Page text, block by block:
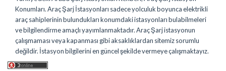
Konumları. Araç Şarj İstasyonları sadece yolculuk boyunca elektrikli
araç sahiplerinin bulundukları konumdaki istasyonları bulabilmeleri
ve bilgilendirme amaçlı yayımlanmaktadır. Araç Şarj istasyonun
çalışmaması veya kapanması gibi aksaklıklardan sitemiz sorumlu
değildir. İstasyon bilgilerini en güncel şekilde vermeye çalışmaktayız.